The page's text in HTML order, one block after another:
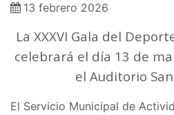
13 febrero 2026
La XXXVI Gala del
celebrará el día 13 de
el Auditorio
El Servicio Municipal de